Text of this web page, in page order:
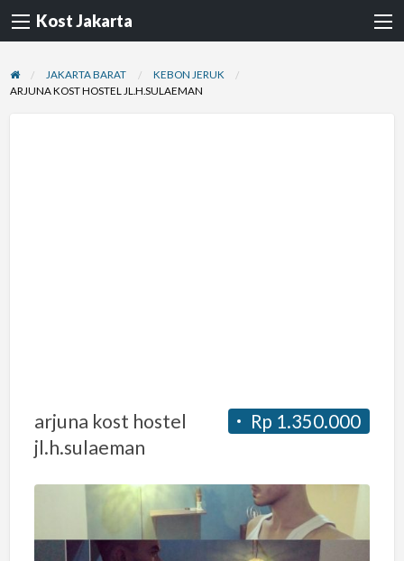
Kost Jakarta
JAKARTA BARAT
KEBON JERUK
ARJUNA KOST HOSTEL JL.H.SULAEMAN
Rp 1.350.000
arjuna kost hostel
jl.h.sulaeman